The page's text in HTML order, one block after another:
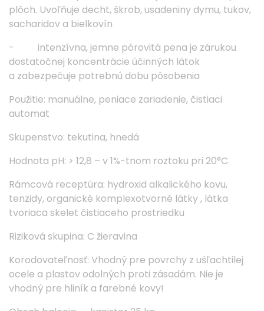
plôch. Uvoľňuje decht, škrob, usadeniny dymu, tukov,
sacharidov a bielkovín
- intenzívna, jemne pórovitá pena je zárukou
dostatočnej koncentrácie účinných látok
a zabezpečuje potrebnú dobu pôsobenia
Použitie: manuálne, peniace zariadenie, čistiaci
automat
Skupenstvo: tekutina, hnedá
Hodnota pH: > 12,8 – v 1%-tnom roztoku pri 20°C
Rámcová receptúra: hydroxid alkalického kovu,
tenzidy, organické komplexotvorné látky , látka
tvoriaca skelet čistiaceho prostriedku
Riziková skupina: C žieravina
Korodovateľnosť: Vhodný pre povrchy z ušľachtilej
ocele a plastov odolných proti zásadám. Nie je
vhodný pre hliník a farebné kovy!